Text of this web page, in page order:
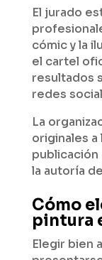
El jurado
cómic y la
el cartel
resultados
redes
La
originales a
la autoría
Cómo
pintura
Elegir bien